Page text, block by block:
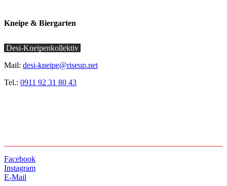
Kneipe & Biergarten
Desi-Kneipenkollektiv
Mail: desi-kneipe@riseup.net
Tel.: 0911 92 31 80 43
Facebook
Instagram
E-Mail